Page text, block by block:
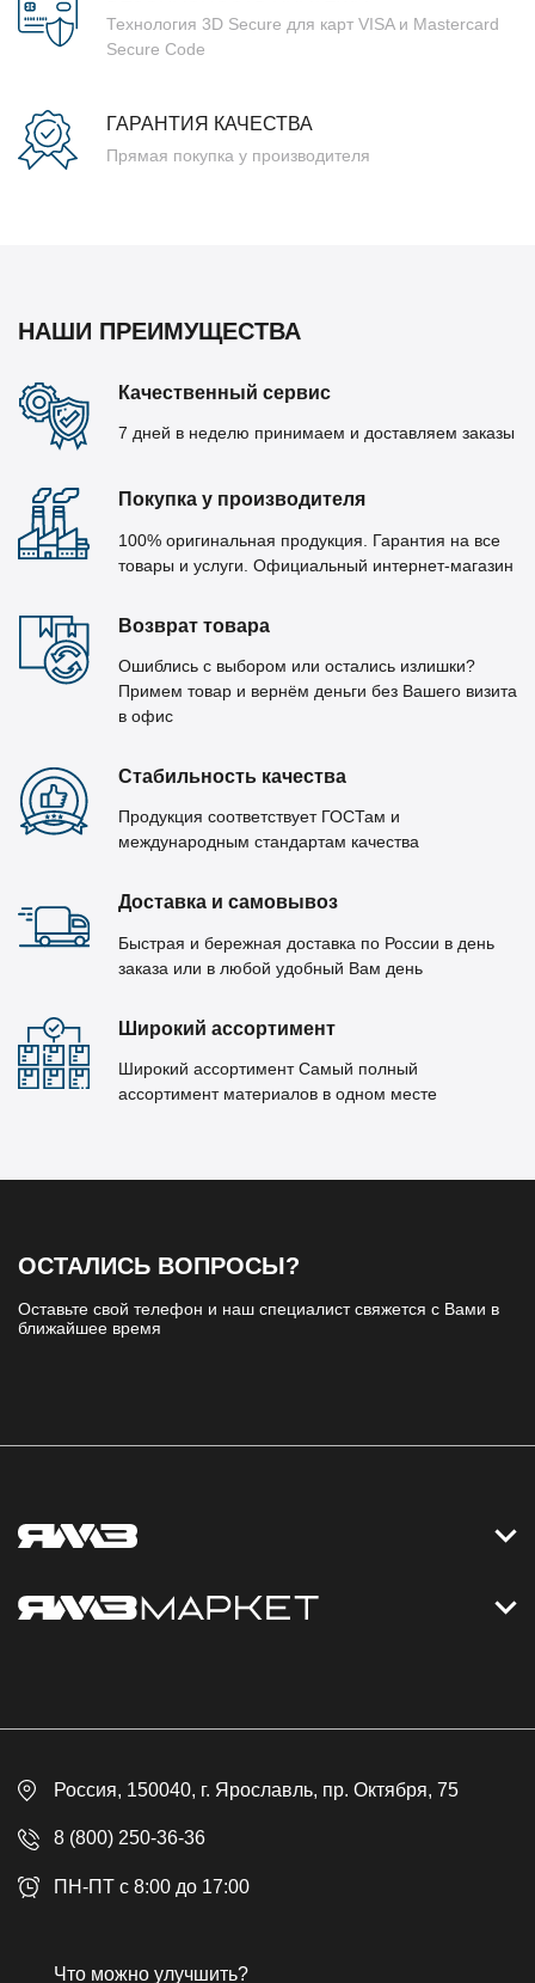
Технология 3D Secure для карт VISA и Mastercard
Secure Code
ГАРАНТИЯ КАЧЕСТВА
Прямая покупка у производителя
НАШИ ПРЕИМУЩЕСТВА
Качественный сервис
7 дней в неделю принимаем и доставляем заказы
Покупка у производителя
100% оригинальная продукция. Гарантия на все
товары и услуги. Официальный интернет-магазин
Возврат товара
Ошиблись с выбором или остались излишки?
Примем товар и вернём деньги без Вашего визита
в офис
Стабильность качества
Продукция соответствует ГОСТам и
международным стандартам качества
Доставка и самовывоз
Быстрая и бережная доставка по России в день
заказа или в любой удобный Вам день
Широкий ассортимент
Широкий ассортимент Самый полный
ассортимент материалов в одном месте
ОСТАЛИСЬ ВОПРОСЫ?
Оставьте свой телефон и наш специалист свяжется с Вами в
ближайшее время
Контакты
Доставка
Контакты
Гарантия
Публичная оферта
Россия, 150040, г. Ярославль, пр. Октября, 75
8 (800) 250-36-36
ПН-ПТ с 8:00 до 17:00
Что можно улучшить?